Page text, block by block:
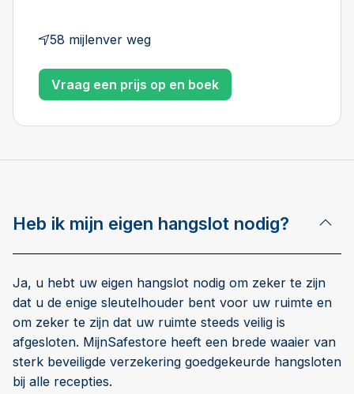
58 mijlenver weg
Vraag een prijs op en boek
Heb ik mijn eigen hangslot nodig?
Ja, u hebt uw eigen hangslot nodig om zeker te zijn
dat u de enige sleutelhouder bent voor uw ruimte en
om zeker te zijn dat uw ruimte steeds veilig is
afgesloten. MijnSafestore heeft een brede waaier van
sterk beveiligde verzekering goedgekeurde hangsloten
bij alle recepties.